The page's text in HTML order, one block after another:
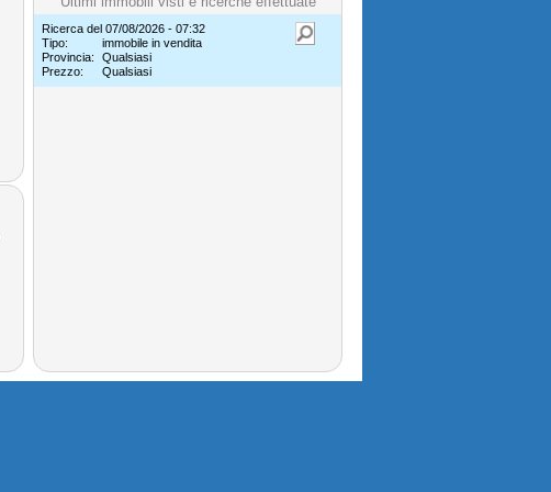
Ricerca del 07/08/2026 - 07:32
Tipo:
immobile in vendita
Provincia:
Qualsiasi
Prezzo:
Qualsiasi